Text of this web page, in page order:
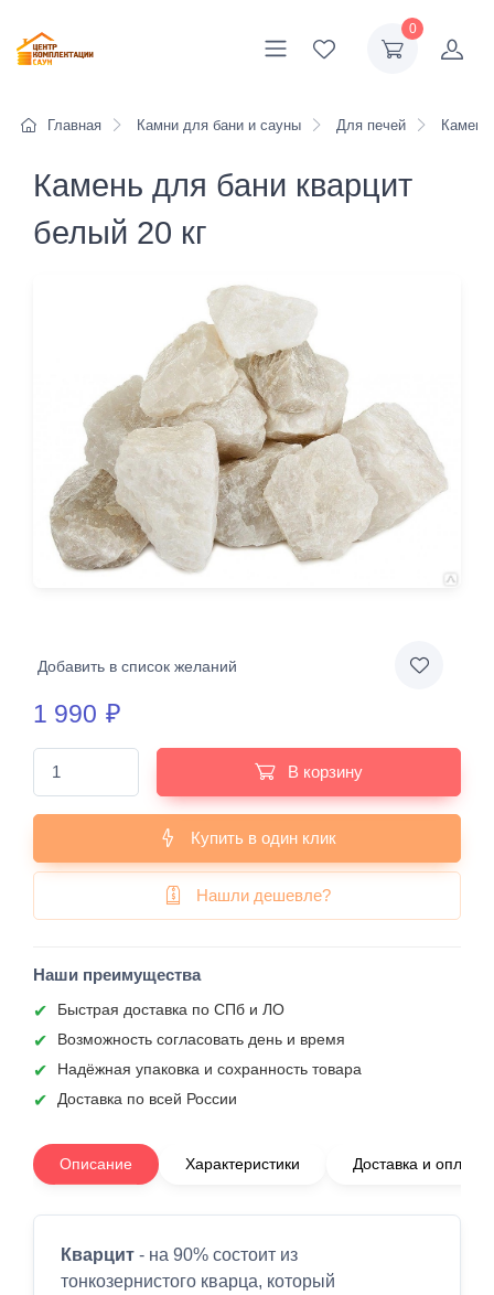
0
Главная Камни для бани и сауны Для печей Камень
Камень для бани кварцит
белый 20 кг
Добавить в список желаний
1 990 ₽
В корзину
Купить в один клик
Нашли дешевле?
Наши преимущества
Быстрая доставка по СПб и ЛО
Возможность согласовать день и время
Надёжная упаковка и сохранность товара
Доставка по всей России
Описание Характеристики Доставка и оплата
Кварцит - на 90% состоит из
тонкозернистого кварца, который